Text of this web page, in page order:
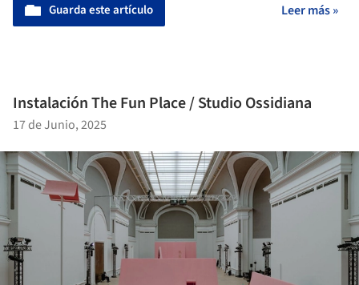
Guarda este artículo Leer más »
Instalación The Fun Place / Studio Ossidiana
17 de Junio, 2025